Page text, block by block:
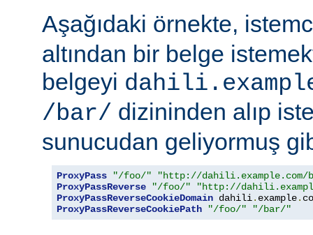
Aşağıdaki örnekte,
altından bir belge
belgeyi
/bar/ dizininden alıp
sunucudan geliyormuş
ProxyPass "/foo/"
"http://dahili.example.com/
ProxyPassReverse
"/foo/"
"http://
ProxyPassReverseCookieDomain dahili. example.
ProxyPassReverseCookiePath
"/foo/" "/bar/"